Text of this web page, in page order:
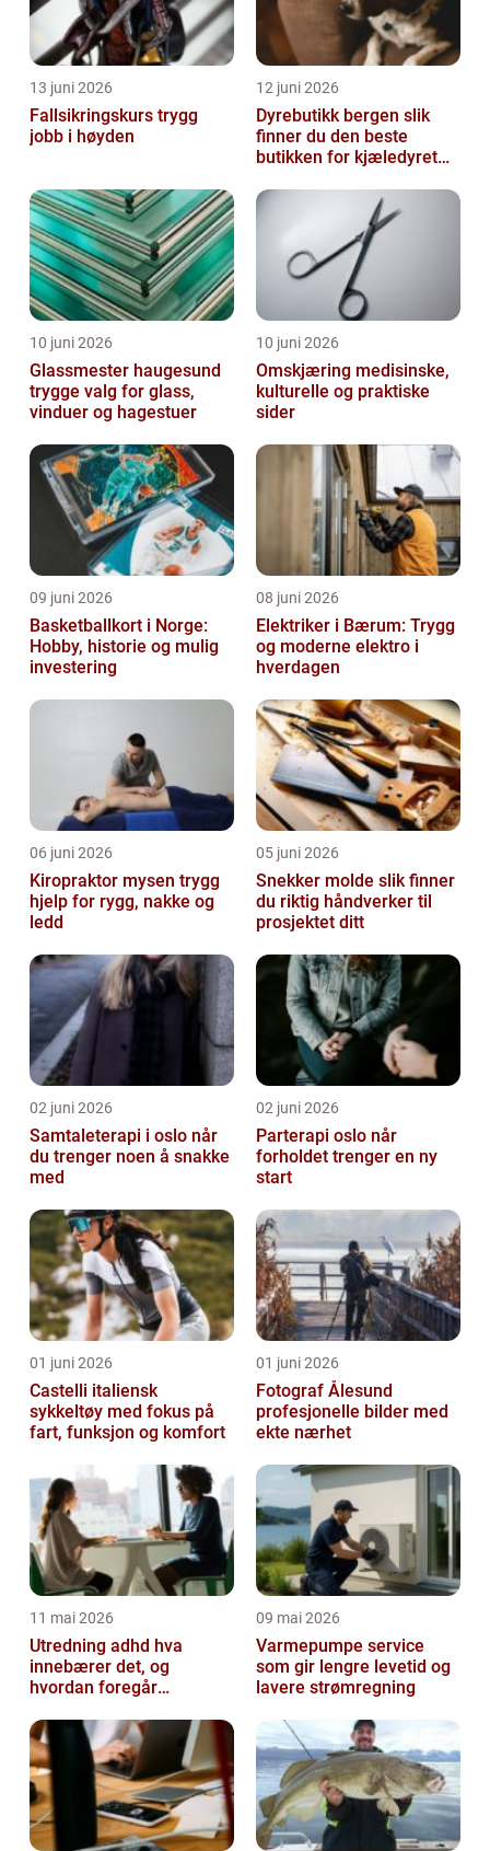
13 juni 2026
Fallsikringskurs trygg
jobb i høyden
12 juni 2026
Dyrebutikk bergen slik
finner du den beste
butikken for kjæledyret
10 juni 2026
Glassmester haugesund
trygge valg for glass,
vinduer og hagestuer
10 juni 2026
Omskjæring medisinske,
kulturelle og praktiske
sider
09 juni 2026
Basketballkort i Norge:
Hobby, historie og mulig
investering
08 juni 2026
Elektriker i Bærum: Trygg
og moderne elektro i
hverdagen
06 juni 2026
Kiropraktor mysen trygg
hjelp for rygg, nakke og
ledd
05 juni 2026
Snekker molde slik finner
du riktig håndverker til
prosjektet ditt
02 juni 2026
Samtaleterapi i oslo når
du trenger noen å snakke
med
02 juni 2026
Parterapi oslo når
forholdet trenger en ny
start
01 juni 2026
Castelli italiensk
sykkeltøy med fokus på
fart, funksjon og komfort
01 juni 2026
Fotograf Ålesund
profesjonelle bilder med
ekte nærhet
11 mai 2026
Utredning adhd hva
innebærer det, og
hvordan foregår
09 mai 2026
Varmepumpe service
som gir lengre levetid og
lavere strømregning